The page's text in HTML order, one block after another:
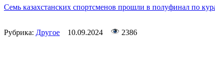
Семь казахстанских спортсменов прошли в полуфинал по
Рубрика: Другое 10.09.2024 2386